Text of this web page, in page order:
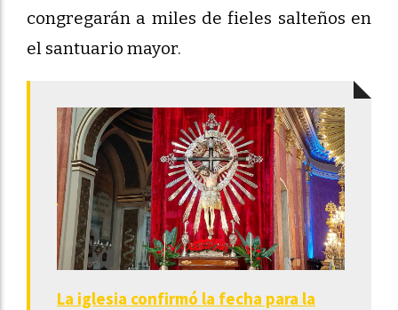
congregarán a miles de fieles salteños en
el santuario mayor.
La iglesia confirmó la fecha para la